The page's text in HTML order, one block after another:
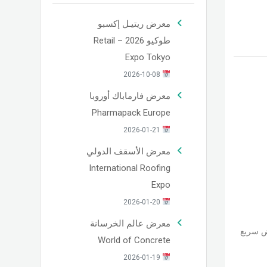
سريع
معرض ريتيـل إكسبو
طوكيو 2026 – Retail
Expo Tokyo
معرض فارماباك أوروبا
Pharmapack Europe
معرض الأسقف الدولي
International Roofing
Expo
معرض عالم الخرسانة
World of Concrete